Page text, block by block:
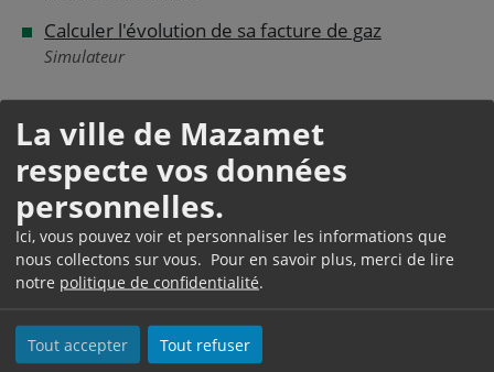
La ville de Mazamet
respecte vos données
personnelles.
Ici, vous pouvez voir et personnaliser les informations que
nous collectons sur vous. Pour en savoir plus, merci de lire
notre politique de confidentialité.
Tout accepter Tout refuser
Calculer l'évolution de sa facture de gaz
Simulateur
Questions ? Réponses !
La tarification sociale de l'eau est-elle toujours en
vigueur ?
Comment choisir ou changer de fournisseur
d'électricité ou de gaz ?
Factures d'électricité : peut-on encore bénéficier
du tarif de 1re nécessité ?